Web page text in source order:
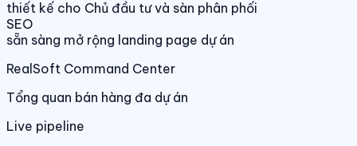
thiết kế cho Chủ đầu tư và sàn phân phối
SEO
sẵn sàng mở rộng landing page dự án
RealSoft Command Center
Tổng quan bán hàng đa dự án
Live pipeline